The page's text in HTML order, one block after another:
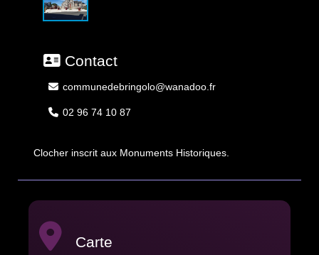
Contact
communedebringolo@wanadoo.fr
02 96 74 10 87
Clocher inscrit aux Monuments Historiques.
Carte